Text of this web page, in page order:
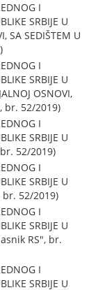
I
SRBIJE U
SA SEDIŠTEM U
I
SRBIJE U
OSNOVI,
br. 52/2019)
I
SRBIJE U
br. 52/2019)
I
SRBIJE U
br. 52/2019)
I
SRBIJE U
RS", br.
I
SRBIJE U